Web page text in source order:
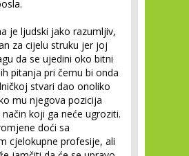
je ljudski jako razumljiv,
za cijelu struku jer joj
da se ujedini oko bitni
pitanja pri čemu bi onda
stvari dao onoliko
mu njegova pozicija
koji ga neće ugroziti.
doći sa
cjelokupne profesije, ali